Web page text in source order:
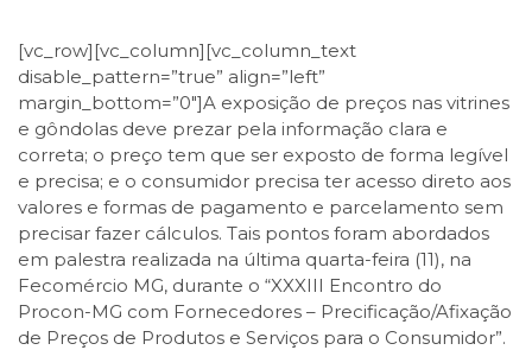
[vc_row][vc_column][vc_column_text
disable_pattern=”true” align=”left”
margin_bottom=”0″]A exposição de preços nas vitrines
e gôndolas deve prezar pela informação clara e
correta; o preço tem que ser exposto de forma legível
e precisa; e o consumidor precisa ter acesso direto aos
valores e formas de pagamento e parcelamento sem
precisar fazer cálculos. Tais pontos foram abordados
em palestra realizada na última quarta-feira (11), na
Fecomércio MG, durante o “XXXIII Encontro do
Procon-MG com Fornecedores – Precificação/Afixação
de Preços de Produtos e Serviços para o Consumidor”.